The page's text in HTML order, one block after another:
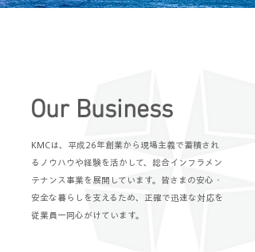
Our Business
KMCは、平成26年創業から現場主義で蓄積され
るノウハウや経験を活かして、総合インフラメン
テナンス事業を展開しています。皆さまの安心・
安全な暮らしを支えるため、正確で迅速な対応を
従業員一同心がけています。